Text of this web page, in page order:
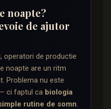
noapte?
de ajutor
operatori de productie
noapte are un ritm
Problema nu este
ci faptul ca biologia
rutine de somn.